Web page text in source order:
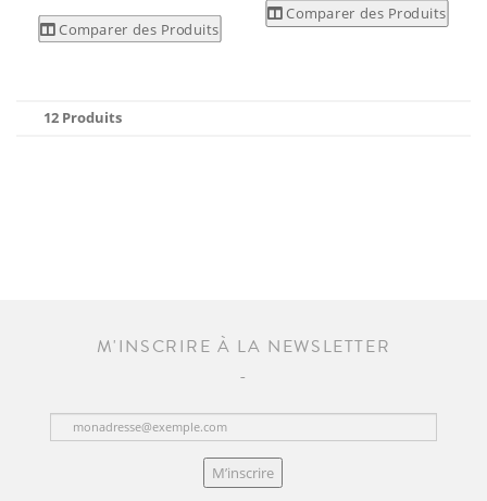
Comparer des Produits
Comparer des Produits
12 Produits
M'INSCRIRE À LA NEWSLETTER
M’inscrire